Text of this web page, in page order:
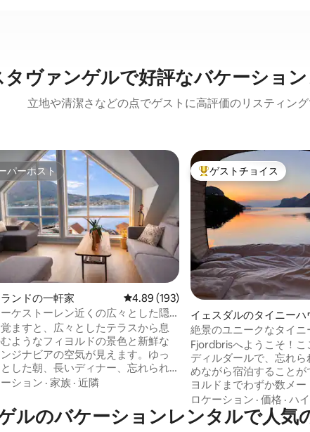
タヴァンゲルで好評なバケーショ
立地や清潔さなどの点でゲストに高評価のリスティング
星中4.88つ星の平均評価
パーホスト
パーホスト
ンドの一軒家 レビュー193件、5つ星中4.89つ星の平
4.89 (193)
ケストーレン近くの広々とした隠
な宿泊先（プール・スパ付き）
ますと、広々としたテラスから息
ようなフィヨルドの景色と新鮮な
ジナビアの空気が見えます。ゆっ
した朝、長いディナー、忘れられ
とときを過ごすのに最適です。 プ
、最大18名様までご宿泊いただけ
宿泊先は、自然と快適さの両方を
ション · 家族 · 近隣
大好評のゲストチョイス
ゲストチョイス
イェスダルのタイニーハ
絶景のユニークなタイニ
ヨルドブリス」
Fjordbrisへようこそ！
ディルダールで、忘れ
めながら宿泊することがで
ヨルドまでわずか数メ
るため、まるで水の中で
な体験ができます。す
ニハウスまたは近くの
ロケーション · 価格 · ハ
ルのバケーションレンタルで人気